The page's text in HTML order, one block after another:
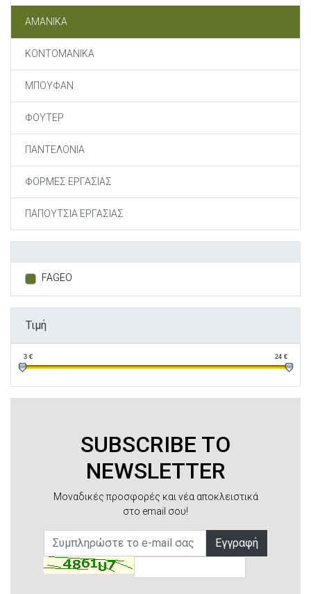
ΑΜΑΝΙΚΑ
ΚΟΝΤΟΜΑΝΙΚΑ
ΜΠΟΥΦΑΝ
ΦΟΥΤΕΡ
ΠΑΝΤΕΛΟΝΙΑ
ΦΟΡΜΕΣ ΕΡΓΑΣΙΑΣ
ΠΑΠΟΥΤΣΙΑ ΕΡΓΑΣΙΑΣ
FAGEO
Τιμή
3 € 24 €
SUBSCRIBE TO
NEWSLETTER
Μοναδικές προσφορές και νέα αποκλειστικά
στο email σου!
Εγγραφή